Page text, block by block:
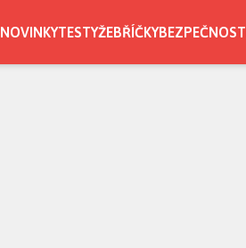
NOVINKYTESTYŽEBŘÍČKYBEZPEČNOST